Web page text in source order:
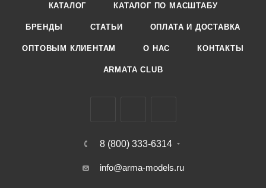
КАТАЛОГ КАТАЛОГ ПО МАСШТАБУ
БРЕНДЫ СТАТЬИ ОПЛАТА И ДОСТАВКА
ОПТОВЫМ КЛИЕНТАМ О НАС КОНТАКТЫ
ARMATA CLUB
8 (800) 333-6314
info@arma-models.ru